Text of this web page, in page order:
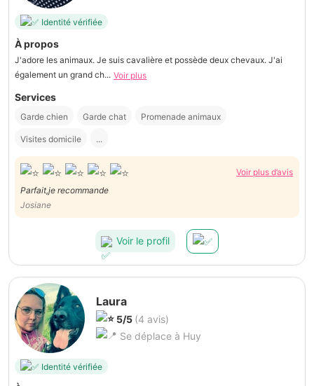
Identité vérifiée
À propos
J'adore les animaux. Je suis cavalière et possède deux chevaux. J'ai
également un grand ch... Voir plus
Services
Garde chien Garde chat Promenade animaux
Visites domicile ...
Voir plus d’avis
Parfait,je recommande
Josiane
Voir le profil
Laura
5/5 (4 avis)
Se déplace à Huy
Identité vérifiée